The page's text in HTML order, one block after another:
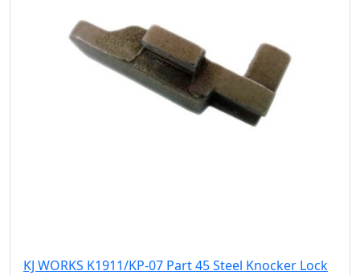
KJ WORKS K1911/KP-07 Part 45 Steel Knocker Lock